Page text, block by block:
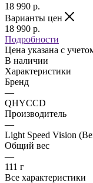
18 990 р.
Варианты цен
18 990 р.
Подробности
Цена указана с
В наличии
Характеристики
Бренд
—
QHYCCD
Производитель
—
Light Speed Vision
Общий вес
—
111 г
Все характеристики